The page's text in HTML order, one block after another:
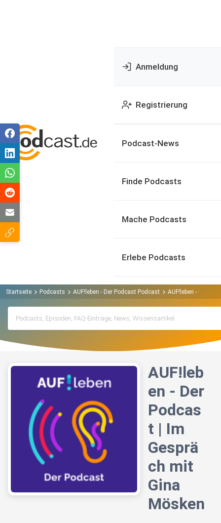
Anmeldung
Registrierung
Podcast-News
Finde Podcasts
Mache Podcasts
Erlebe Podcasts
Startseite Podcasts AUF!leben - Der Podcast Podcast AUF!leben - Der
AUF!leb
en - Der
Podcas
t | Im
Gesprä
ch mit
Gina
Mösken